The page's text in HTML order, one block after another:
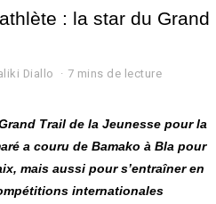
: la star du Grand
Diallo 7 mins de lecture
Trail de la Jeunesse pour la
a couru de Bamako à Bla pour
mais aussi pour s’entraîner en
internationales